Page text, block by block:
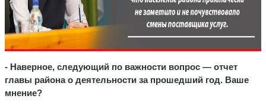
- Наверное, следующий по важности вопрос — отчет
главы района о деятельности за прошедший год. Ваше
мнение?